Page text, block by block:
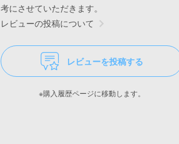
考にさせていただきます。
レビューの投稿について
レビューを投稿する
※購入履歴ページに移動します。